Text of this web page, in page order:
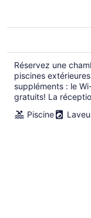
Réservez une
piscines
suppléments : le
gratuits! La
Piscine